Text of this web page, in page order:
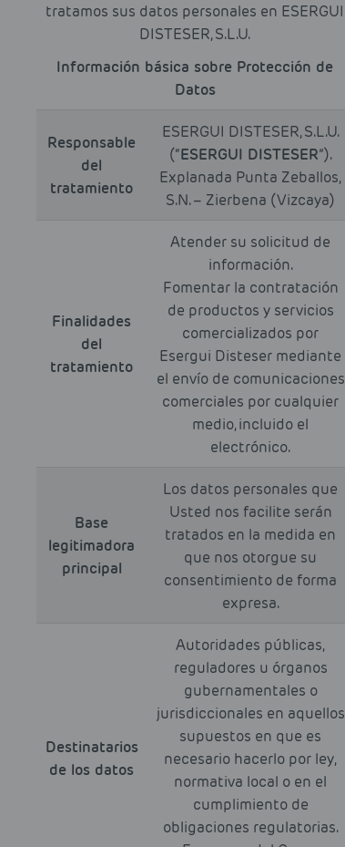
tratamos sus datos personales en ESERGUI
DISTESER, S.L.U.
Información básica sobre Protección de
Datos
Responsable
del
tratamiento
ESERGUI DISTESER, S.L.U.
(“ESERGUI DISTESER”).
Explanada Punta Zeballos,
S.N. – Zierbena (Vizcaya)
Finalidades
del
tratamiento
Atender su solicitud de
información.
Fomentar la contratación
de productos y servicios
comercializados por
Esergui Disteser mediante
el envío de comunicaciones
comerciales por cualquier
medio, incluido el
electrónico.
Base
legitimadora
principal
Los datos personales que
Usted nos facilite serán
tratados en la medida en
que nos otorgue su
consentimiento de forma
expresa.
Destinatarios
de los datos
Autoridades públicas,
reguladores u órganos
gubernamentales o
jurisdiccionales en aquellos
supuestos en que es
necesario hacerlo por ley,
normativa local o en el
cumplimiento de
obligaciones regulatorias.